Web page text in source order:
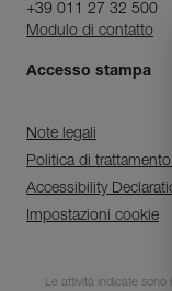
+39 011 27 32 500
Modulo di contatto
Accesso stampa
Note legali
Politica di
Accessibility
Impostazioni cookie
Le attività indicate sono